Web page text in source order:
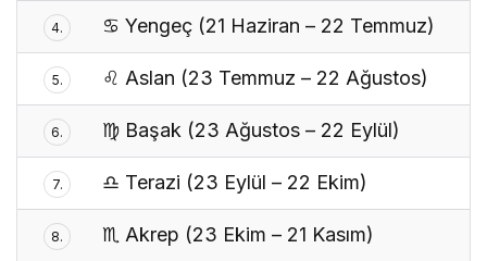
4. ♋ Yengeç (21 Haziran – 22 Temmuz)
5. ♌ Aslan (23 Temmuz – 22 Ağustos)
6. ♍ Başak (23 Ağustos – 22 Eylül)
7. ♎ Terazi (23 Eylül – 22 Ekim)
8. ♏ Akrep (23 Ekim – 21 Kasım)